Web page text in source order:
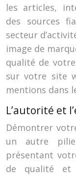
les articles,
des sources
secteur
image de
qualité de
sur votre site
mentions dans
L’autorité et
Démontrer
un autre
présentant
de qualité et